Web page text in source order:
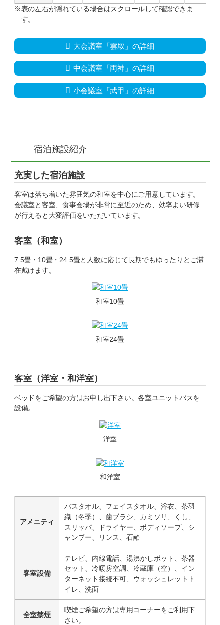
※表の左右が隠れている場合はスクロールして確認できま
す。
大会議室「雲取」の詳細
中会議室「両神」の詳細
小会議室「武甲」の詳細
宿泊施設紹介
充実した宿泊施設
客室は落ち着いた雰囲気の和室を中心にご用意しています。
会議室と客室、食事会場が非常に至近のため、効率よい研修
が行えると大変評価をいただいています。
客室（和室）
7.5畳・10畳・24.5畳と人数に応じて長期でもゆったりとご滞
在戴けます。
和室10畳
和室24畳
客室（洋室・和洋室）
ベッドをご希望の方はお申し出下さい。各室ユニットバスを
設備。
洋室
和洋室
アメニティ
バスタオル、フェイスタオル、浴衣、茶羽
織（冬季）、歯ブラシ、カミソリ、くし、
スリッパ、ドライヤー、ボディソープ、シ
ャンプー、リンス、石鹸
客室設備
テレビ、内線電話、湯沸かしポット、茶器
セット、冷暖房空調、冷蔵庫（空）、イン
ターネット接続不可、ウォッシュレットト
イレ、洗面
全室禁煙
喫煙ご希望の方は専用コーナーをご利用下
さい。